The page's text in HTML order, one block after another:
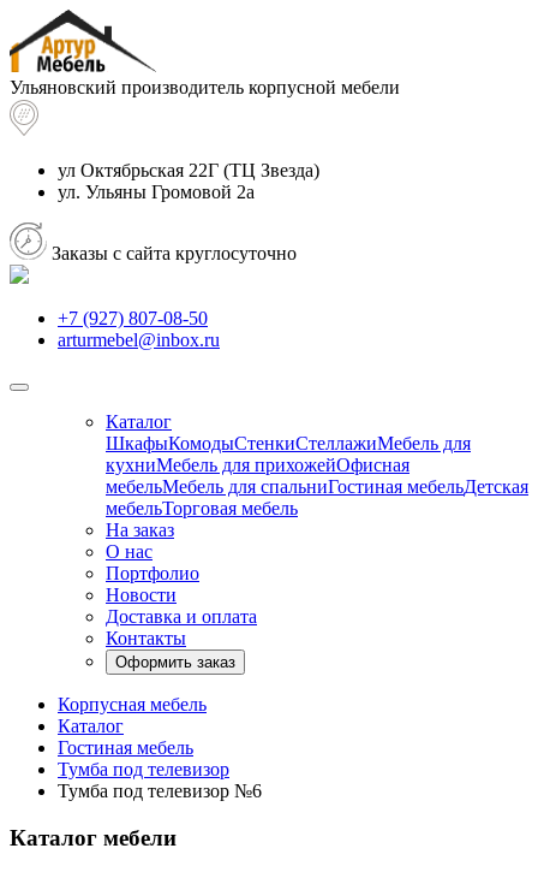
Ульяновский производитель корпусной мебели
ул Октябрьская 22Г (ТЦ Звезда)
ул. Ульяны Громовой 2а
Заказы с сайта круглосуточно
+7 (927) 807-08-50
arturmebel@inbox.ru
Каталог
ШкафыКомодыСтенкиСтеллажиМебель для
кухниМебель для прихожейОфисная
мебельМебель для спальниГостиная мебельДетская
мебельТорговая мебель
На заказ
О нас
Портфолио
Новости
Доставка и оплата
Контакты
Оформить заказ
Корпусная мебель
Каталог
Гостиная мебель
Тумба под телевизор
Тумба под телевизор №6
Каталог мебели